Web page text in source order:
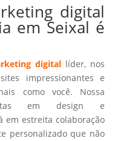
digital
em Seixal é
digital líder, nos
impressionantes e
como você. Nossa
em design e
em estreita colaboração
personalizado que não